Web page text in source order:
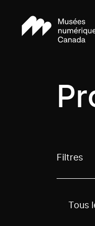
Filtres
UseTous